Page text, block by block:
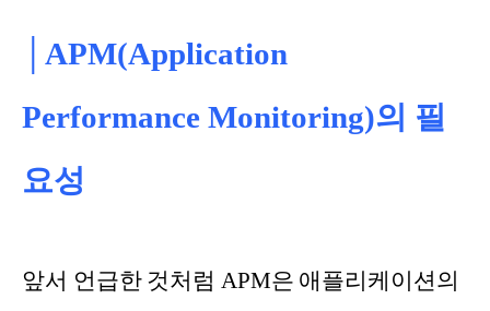
│APM(Application
Performance Monitoring)의 필
요성
앞서 언급한 것처럼 APM은 애플리케이션의